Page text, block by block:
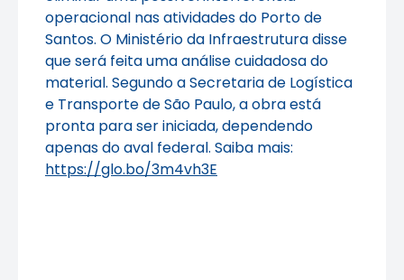
operacional nas atividades do Porto de
Santos. O Ministério da Infraestrutura disse
que será feita uma análise cuidadosa do
material. Segundo a Secretaria de Logística
e Transporte de São Paulo, a obra está
pronta para ser iniciada, dependendo
apenas do aval federal. Saiba mais:
https://glo.bo/3m4vh3E